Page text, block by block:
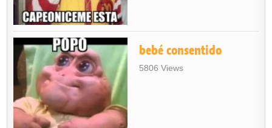
bebé consentido
5806 Views